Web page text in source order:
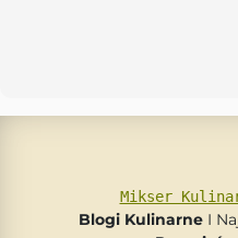
Mikser
Blogi Kulinarne I